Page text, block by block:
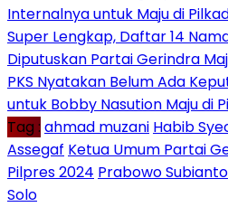
Internalnya untuk Maju di
Super Lengkap, Daftar 14
Diputuskan Partai Gerindra
PKS Nyatakan Belum Ada
untuk Bobby Nasution Maju di
Tag : ahmad muzani Habib
Assegaf Ketua Umum Partai
Pilpres 2024 Prabowo Subianto
Solo